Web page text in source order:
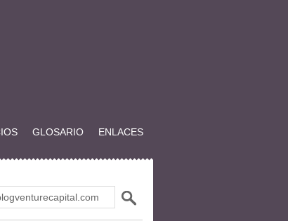
GLOSARIO ENLACES